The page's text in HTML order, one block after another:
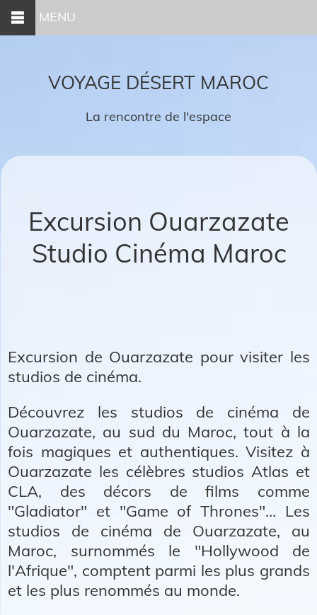
MENU
VOYAGE DÉSERT MAROC
La rencontre de l'espace
Excursion Ouarzazate
Studio Cinéma Maroc
Excursion de Ouarzazate pour visiter les
studios de cinéma.
Découvrez les studios de cinéma de
Ouarzazate, au sud du Maroc, tout à la
fois magiques et authentiques. Visitez à
Ouarzazate les célèbres studios Atlas et
CLA, des décors de films comme
"Gladiator" et "Game of Thrones"… Les
studios de cinéma de Ouarzazate, au
Maroc, surnommés le "Hollywood de
l'Afrique", comptent parmi les plus grands
et les plus renommés au monde.